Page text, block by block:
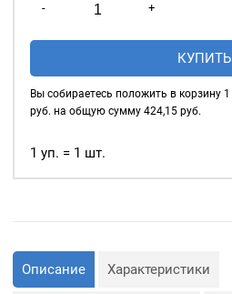
-
товара
Подставка
латунь,
мм
+
КУПИТЬ
Вы собираетесь положить в корзину 1
руб. на общую сумму 424,15руб.
1 уп. = 1 шт.
Описание Характеристики